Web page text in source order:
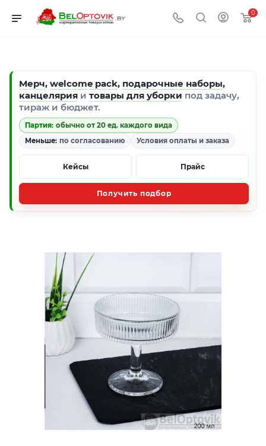
0
Мерч, welcome pack, подарочные наборы,
канцелярия и товары для уборки под задачу,
тираж и бюджет.
Партия: обычно от 20 ед. каждого вида
Меньше: по согласованию Условия оплаты и заказа
Кейсы Прайс
Получить подбор